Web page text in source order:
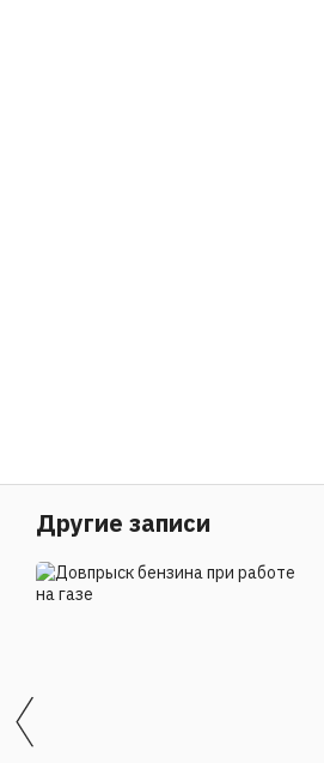
Другие записи